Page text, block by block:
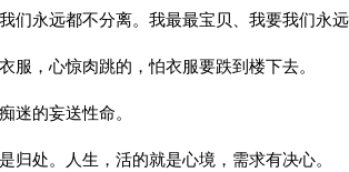
们永远都不分离。我最最宝贝、我要我们永远
服，心惊肉跳的，怕衣服要跌到楼下去。
迷的妄送性命。
归处。人生，活的就是心境，需求有决心。